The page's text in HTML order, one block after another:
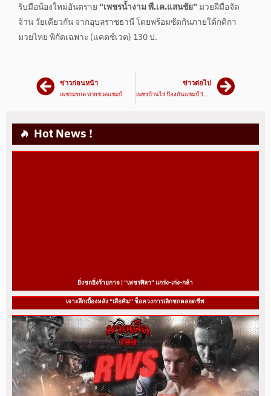
รับมือน้องใหม่อันตราย “เพชรน้ำงาม พี.เค.แสนชัย”มวยฝีมือจัด
จ้าน วัยเดียวกัน จากอุบลราชธานี โดยพร้อมซัดกันภายใต้กติกา
มวยไทย พิกัดเฉพาะ (แคตช์เวต) 130 ป.
ข่าวก่อนหน้า
เพชรมรกต พ่ายชวดแชมป์
ข่าวต่อไป
เพชรบ้านไร่ ป้องกันเเชมป์ 112 ปอนด์ สองพยัคฆ์
Hot News !
ยิ่งชกยิ่งร้ายกาจ ! “เพชรศิลา” แกร่ง-เก่ง-กล้า
เจาะลึกเบื้องหลัง “เสือคิม” ช็อควงการเลิกชกตลอดชีพ